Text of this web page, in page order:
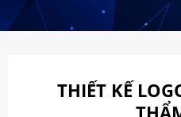
THIẾT KẾ